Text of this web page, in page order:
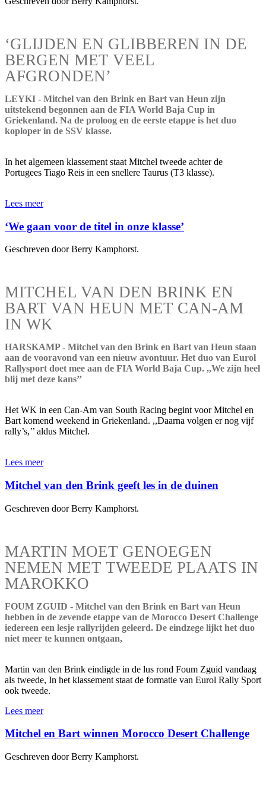
‘GLIJDEN EN GLIBBEREN IN DE
BERGEN MET VEEL
AFGRONDEN’
LEYKI - Mitchel van den Brink en Bart van Heun zijn
uitstekend begonnen aan de FIA World Baja Cup in
Griekenland. Na de proloog en de eerste etappe is het duo
koploper in de SSV klasse.
In het algemeen klassement staat Mitchel tweede achter de
Portugees Tiago Reis in een snellere Taurus (T3 klasse).
Lees meer
‘We gaan voor de titel in onze klasse’
Geschreven door Berry Kamphorst.
MITCHEL VAN DEN BRINK EN
BART VAN HEUN MET CAN-AM
IN WK
HARSKAMP - Mitchel van den Brink en Bart van Heun staan
aan de vooravond van een nieuw avontuur. Het duo van Eurol
Rallysport doet mee aan de FIA World Baja Cup. ,,We zijn heel
blij met deze kans’’
Het WK in een Can-Am van South Racing begint voor Mitchel en
Bart komend weekend in Griekenland. ,,Daarna volgen er nog vijf
rally’s,’’ aldus Mitchel.
Lees meer
Mitchel van den Brink geeft les in de duinen
Geschreven door Berry Kamphorst.
MARTIN MOET GENOEGEN
NEMEN MET TWEEDE PLAATS IN
MAROKKO
FOUM ZGUID - Mitchel van den Brink en Bart van Heun
hebben in de zevende etappe van de Morocco Desert Challenge
iedereen een lesje rallyrijden geleerd. De eindzege lijkt het duo
niet meer te kunnen ontgaan,
Martin van den Brink eindigde in de lus rond Foum Zguid vandaag
als tweede, In het klassement staat de formatie van Eurol Rally Sport
ook tweede.
Lees meer
Mitchel en Bart winnen Morocco Desert Challenge
Geschreven door Berry Kamphorst.